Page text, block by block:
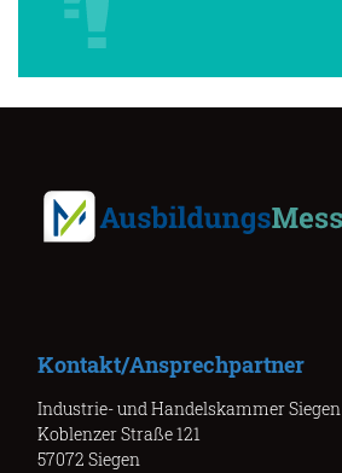
Kontakt/Ansprechpartner
Industrie- und Handelskammer Siegen
Koblenzer Straße 121
57072 Siegen